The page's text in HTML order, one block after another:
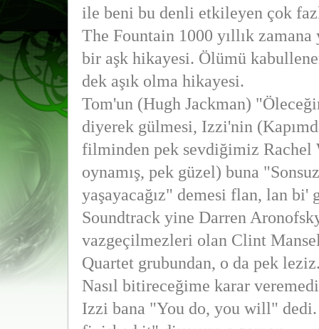
ile beni bu denli etkileyen çok
The Fountain 1000 yıllık zamana
bir aşk hikayesi. Ölümü
dek aşık olma hikayesi.
Tom'un (Hugh Jackman)
diyerek gülmesi, Izzi'nin
filminden pek sevdiğimiz Rachel
oynamış, pek güzel) buna
yaşayacağız" demesi flan, lan bi'
Soundtrack yine Darren
vazgeçilmezleri olan Clint
Quartet grubundan, o da pek
Nasıl bitireceğime karar
Izzi bana "You do, you will"